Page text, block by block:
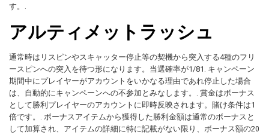
す。.
アルティメットラッシュ
通常時はリスピンやスキャッター停止等の契機から突入する4種のフリ
ースピンへの突入を待つ形になります。当選確率が1/81. キャンペーン
期間中にプレイヤーがアカウントをいかなる理由であれ停止した場合
は、自動的にキャンペーンへの不参加とみなします。. 賞金はボーナス
として勝利プレイヤーのアカウントに即時反映されます。賭け条件は1
倍です。. ボーナスアイテムから獲得した勝利金額は通常のボーナスと
して加算され、アイテムの詳細に特に記載がない限り、ボーナス額の20